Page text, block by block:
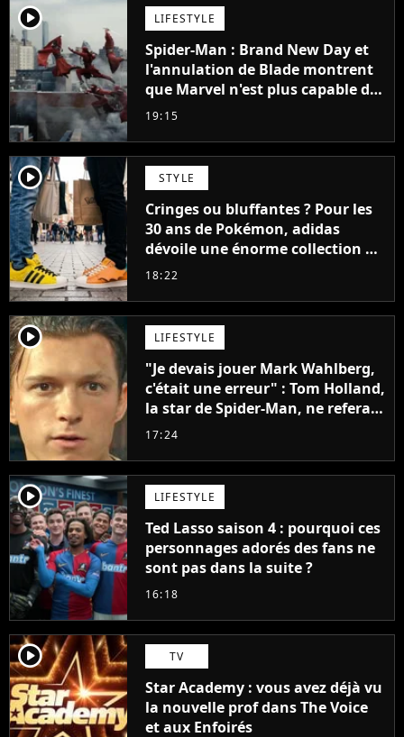
player2 LIFESTYLE
Spider-Man : Brand New Day et
l'annulation de Blade montrent
que Marvel n'est plus capable de
faire quoi que ce soit de simple
19:15
player2 STYLE
Cringes ou bluffantes ? Pour les
30 ans de Pokémon, adidas
dévoile une énorme collection de
sneakers et je ne sais pas quoi en
18:22
player2 LIFESTYLE
"Je devais jouer Mark Wahlberg,
c'était une erreur" : Tom Holland,
la star de Spider-Man, ne referait
pas ce blockbuster
17:24
player2 LIFESTYLE
Ted Lasso saison 4 : pourquoi ces
personnages adorés des fans ne
sont pas dans la suite ?
16:18
player2 TV
Star Academy : vous avez déjà vu
la nouvelle prof dans The Voice
et aux Enfoirés